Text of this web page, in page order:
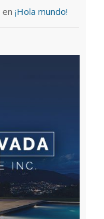
en ¡Hola mundo!